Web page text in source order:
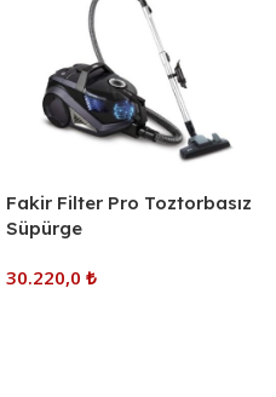
Fakir Filter Pro Toztorbasız
Süpürge
30.220,0 ₺